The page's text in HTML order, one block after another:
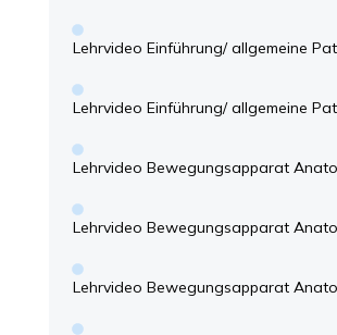
Lehrvideo Einführung/ allgemeine
Lehrvideo Einführung/ allgemeine
Lehrvideo Bewegungsapparat
Lehrvideo Bewegungsapparat
Lehrvideo Bewegungsapparat